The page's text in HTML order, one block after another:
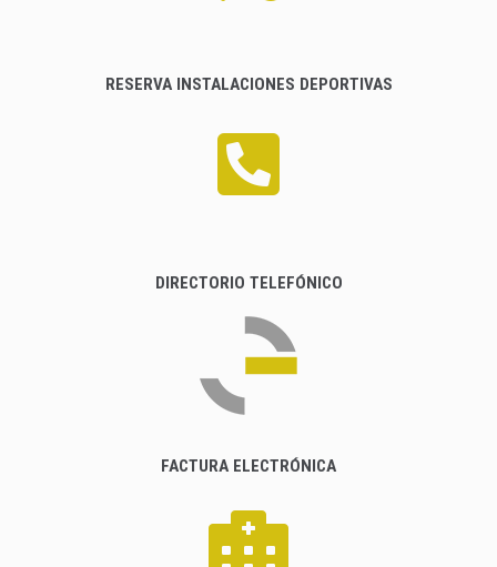
RESERVA INSTALACIONES DEPORTIVAS
DIRECTORIO TELEFÓNICO
FACTURA ELECTRÓNICA